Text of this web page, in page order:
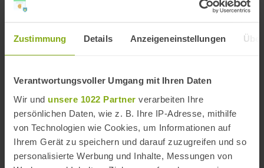
Zustimmung Details Anzeigeneinstellungen
Verantwortungsvoller Umgang mit Ihren Daten
Wir und unsere 1022 Partner verarbeiten Ihre
persönlichen Daten, wie z. B. Ihre IP-Adresse, mithilfe
von Technologien wie Cookies, um Informationen auf
Ihrem Gerät zu speichern und darauf zuzugreifen und so
personalisierte Werbung und Inhalte, Messungen von
Zubereitung
Mehl in Schüssel geben und mit der Faust eine
anschließend Hefe in die Einkerbung bröseln
hinzugeben und ruhen lassen, bis die Hefe
aufgegangen ist
danach übrigen Zucker, zwei Eier, Butter, Zitronen-
und Orangenabrieb, Rum, Mandeln und übrige
Milch hinzugeben und zu einer glatten Masse